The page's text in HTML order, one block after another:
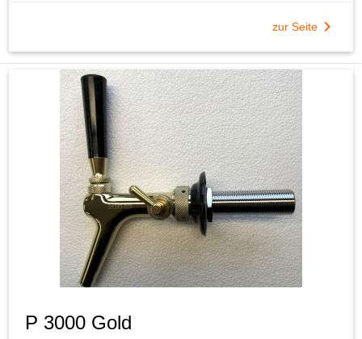
zur Seitechevron_right
P 3000 Gold